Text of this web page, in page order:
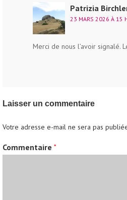
Patrizia
23 MARS 2026 À 15
Merci de nous l’avoir signalé.
Laisser un commentaire
Votre adresse e-mail ne sera pas
Commentaire *